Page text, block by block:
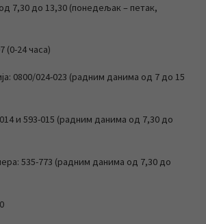
7,30 до 13,30 (понедељак – петак,
(0-24 часа)
0800/024-023 (радним данима од 7 до 15
и 593-015 (радним данима од 7,30 до
535-773 (радним данима од 7,30 до